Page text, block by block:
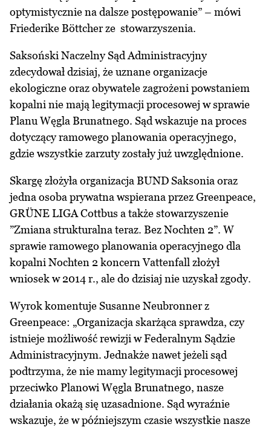
optymistycznie na dalsze postępowanie” – mówi
Friederike Böttcher ze stowarzyszenia.
Saksoński Naczelny Sąd Administracyjny
zdecydował dzisiaj, że uznane organizacje
ekologiczne oraz obywatele zagrożeni powstaniem
kopalni nie mają legitymacji procesowej w sprawie
Planu Węgla Brunatnego. Sąd wskazuje na proces
dotyczący ramowego planowania operacyjnego,
gdzie wszystkie zarzuty zostały już uwzględnione.
Skargę złożyła organizacja BUND Saksonia oraz
jedna osoba prywatna wspierana przez Greenpeace,
GRÜNE LIGA Cottbus a także stowarzyszenie
”Zmiana strukturalna teraz. Bez Nochten 2”. W
sprawie ramowego planowania operacyjnego dla
kopalni Nochten 2 koncern Vattenfall złożył
wniosek w 2014 r., ale do dzisiaj nie uzyskał zgody.
Wyrok komentuje Susanne Neubronner z
Greenpeace: „Organizacja skarżąca sprawdza, czy
istnieje możliwość rewizji w Federalnym Sądzie
Administracyjnym. Jednakże nawet jeżeli sąd
podtrzyma, że nie mamy legitymacji procesowej
przeciwko Planowi Węgla Brunatnego, nasze
działania okażą się uzasadnione. Sąd wyraźnie
wskazuje, że w późniejszym czasie wszystkie nasze